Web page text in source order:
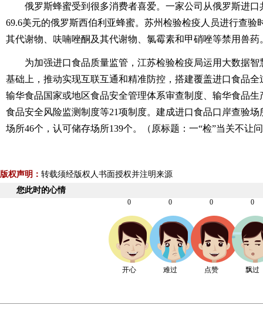
俄罗斯蜂蜜受到很多消费者喜爱。一家公司从俄罗斯进口
69.6美元的俄罗斯西伯利亚蜂蜜。苏州检验检疫人员进行查验
其代谢物、呋喃唑酮及其代谢物、氯霉素和甲硝唑等禁用兽药
为加强进口食品质量监管，江苏检验检疫局运用大数据智
基础上，推动实现互联互通和精准防控，搭建覆盖进口食品
输华食品国家或地区食品安全管理体系审查制度、输华食品
食品安全风险监测制度等21项制度。建成进口食品口岸查验
场所46个，认可储存场所139个。（原标题：一“检”当关不让
版权声明： 转载须经版权人书面授权并注明来源
您此时的心情
0
开心
0
难过
0
点赞
0
飘过